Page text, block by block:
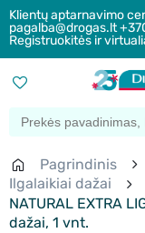
Klientų aptarnavimo
pagalba@drogas.lt
Registruokitės ir
Pagrindinis
Ilgalaikiai dažai
NATURAL EXTRA
dažai, 1 vnt.